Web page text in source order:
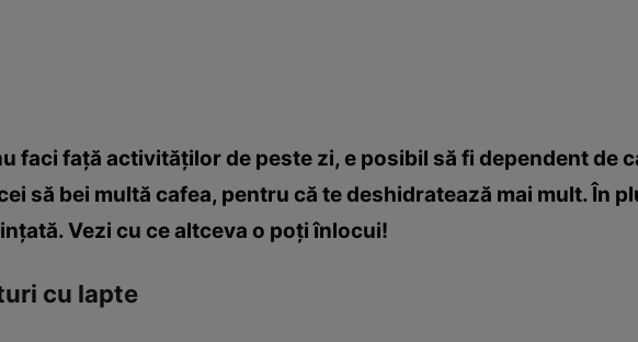
faci faţă activităţilor de peste zi, e posibil să fi dependent de
să bei multă cafea, pentru că te deshidratează mai mult. În
Vezi cu ce altceva o poţi înlocui!
cu lapte